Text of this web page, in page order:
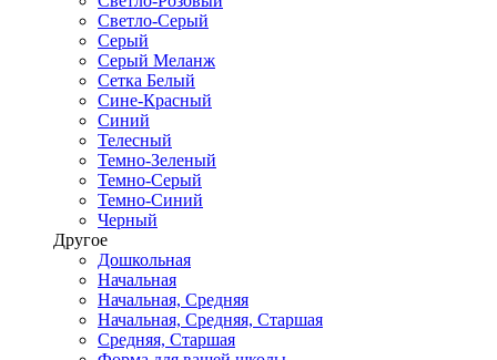
Светло-Серый
Серый
Серый Меланж
Сетка Белый
Сине-Красный
Синий
Телесный
Темно-Зеленый
Темно-Серый
Темно-Синий
Черный
Другое
Дошкольная
Начальная
Начальная, Средняя
Начальная, Средняя, Старшая
Средняя, Старшая